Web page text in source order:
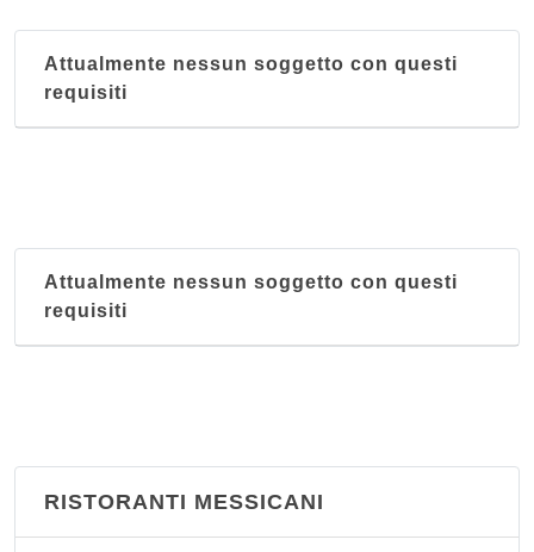
Attualmente nessun soggetto con questi
requisiti
Attualmente nessun soggetto con questi
requisiti
RISTORANTI MESSICANI